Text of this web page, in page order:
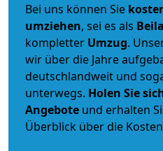
Bei uns können Sie
umziehen, sei es als
kompletter Umzug.
wir über die Jahre
deutschlandweit und
unterwegs. Holen Sie
Angebote und erhalten
Überblick über die